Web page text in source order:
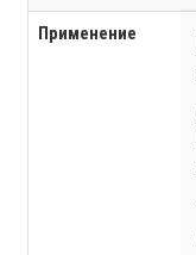
Применение